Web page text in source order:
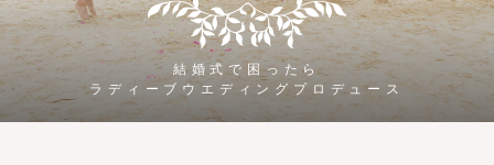
結婚式で困ったら
ラディーブウエディングプロデュース